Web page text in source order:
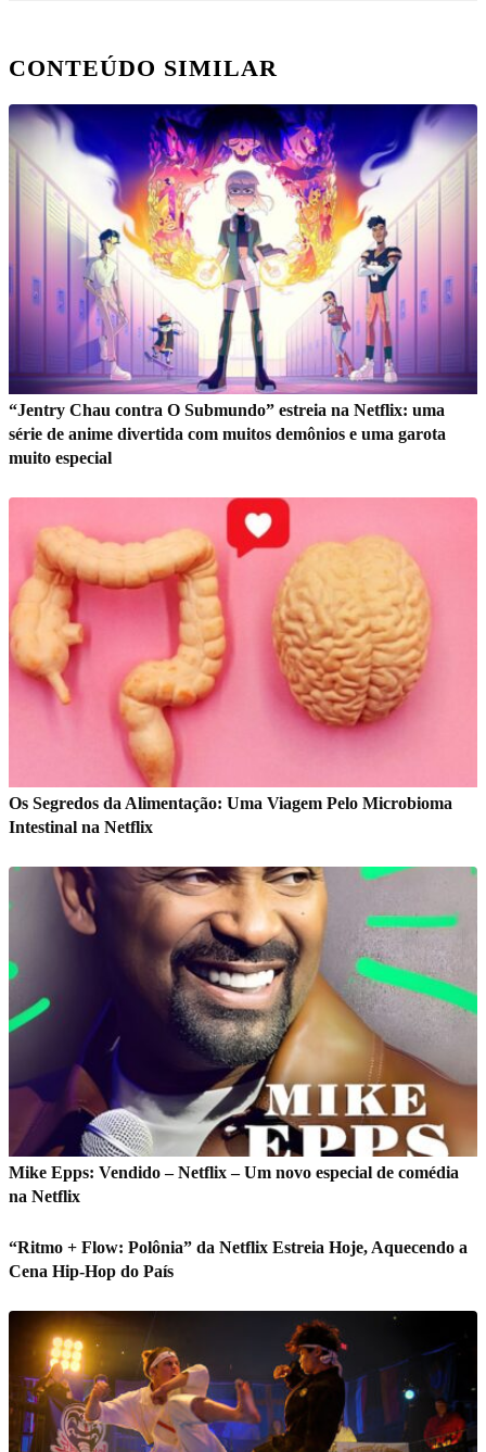
CONTEÚDO SIMILAR
“Jentry Chau contra O Submundo” estreia na Netflix: uma
série de anime divertida com muitos demônios e uma garota
muito especial
Os Segredos da Alimentação: Uma Viagem Pelo Microbioma
Intestinal na Netflix
Mike Epps: Vendido – Netflix – Um novo especial de comédia
na Netflix
“Ritmo + Flow: Polônia” da Netflix Estreia Hoje, Aquecendo a
Cena Hip-Hop do País